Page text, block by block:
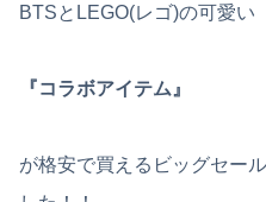
BTSとLEGO(レゴ)の可愛い
『コラボアイテム』
が格安で買えるビッグセー